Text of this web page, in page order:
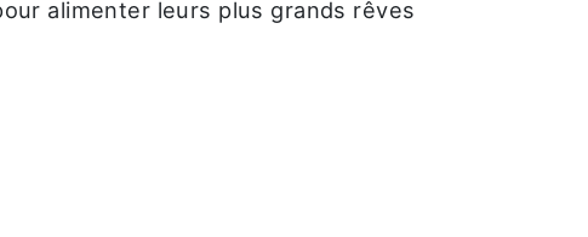
alimenter leurs plus grands rêves